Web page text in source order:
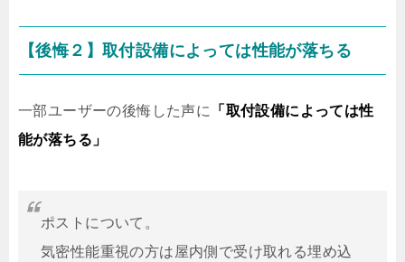
【後悔２】取付設備によっては性能が落ちる
一部ユーザーの後悔した声に
「取付設備によっては性
能が落ちる」
ポストについて。
気密性能重視の方は屋内側で受け取れる埋め込